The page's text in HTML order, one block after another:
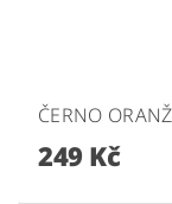
ČERNO
249 Kč